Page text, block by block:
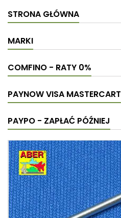
STRONA GŁÓWNA
MARKI
COMFINO - RATY 0%
PAYNOW VISA MASTERCART
PAYPO - ZAPŁAĆ PÓŹNIEJ